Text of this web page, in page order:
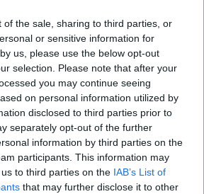
of the sale, sharing to third parties, or
or sensitive information for
us, please use the below opt-out
selection. Please note that after your
you may continue seeing
on personal information utilized by
disclosed to third parties prior to
separately opt-out of the further
information by third parties on the
participants. This information may
to third parties on the IAB’s List of
that may further disclose it to other